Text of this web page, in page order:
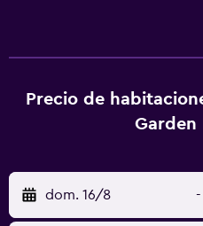
En el alojamiento hay 2
piscina infantil. Se pueden
aplique un recargo).
Precio de
Garden
dom. 16/8 -